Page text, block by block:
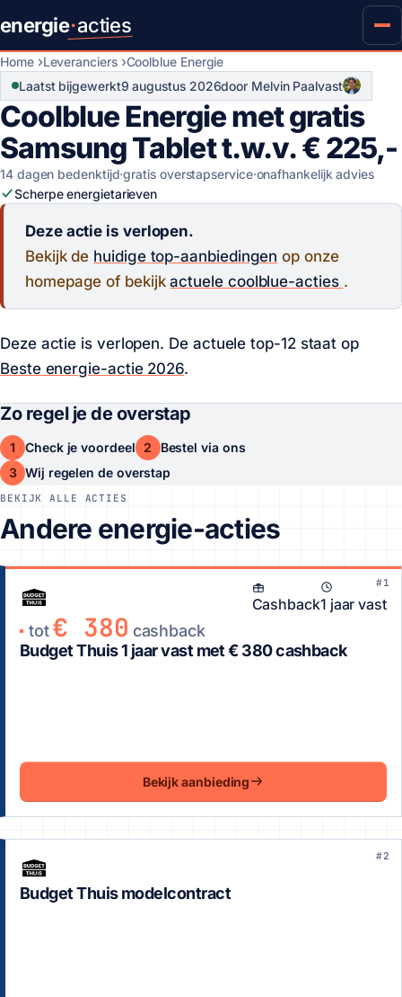
energie·acties
Home Leveranciers
Coolblue Energie
Laatst bijgewerkt9 augustus 2026door Melvin Paalvast
Coolblue Energie met gratis
Samsung Tablet t.w.v. € 225,-
14 dagen bedenktijd·gratis overstapservice·onafhankelijk advies
Scherpe energietarieven
Deze actie is verlopen.
Bekijk de huidige top-aanbiedingen op onze
homepage of bekijkactuele coolblue-acties .
Deze actie is verlopen. De actuele top-12 staat op
Beste energie-actie 2026.
Zo regel je de overstap
1 Check je voordeel 2
Bestel via ons
3 Wij regelen de overstap
BEKIJK ALLE ACTIES
Andere energie-acties
#1
Cashback1 jaar vast
tot € 380 cashback
Budget Thuis 1 jaar vast met € 380 cashback
Bekijk aanbieding
#2
Budget Thuis modelcontract